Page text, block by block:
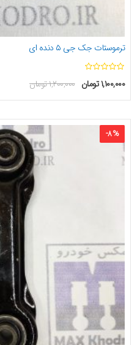
ترموستات جک جی ۵ دنده ای
۱,۲۰۰,۰۰۰تومان ۱,۱۰۰,۰۰۰تومان
-8%